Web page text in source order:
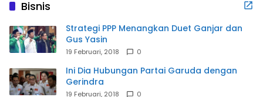
Bisnis
Strategi PPP Menangkan Duet Ganjar dan
Gus Yasin
19 Februari, 2018 0
Ini Dia Hubungan Partai Garuda dengan
Gerindra
19 Februari, 2018 0